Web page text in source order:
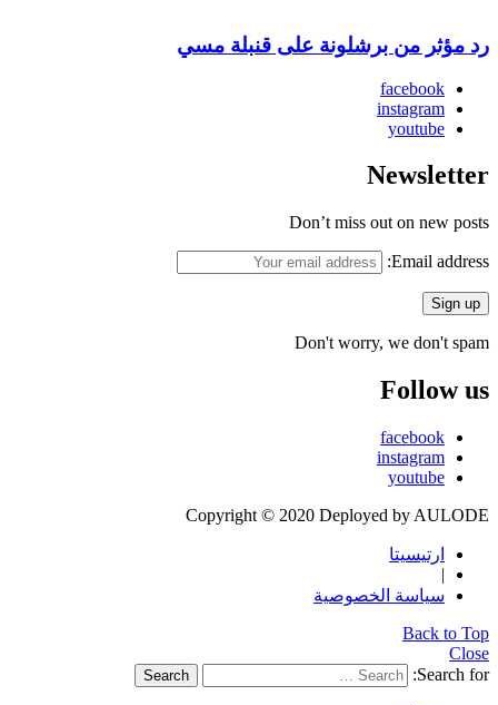
رد مؤثر من برشلونة على قنبلة مسي
facebook
instagram
youtube
Newsletter
Don’t miss out on new posts
Email address:
Don't worry, we don't spam
Follow us
facebook
instagram
youtube
Copyright © 2020 Deployed by AULODE
ارتيسيتا
|
سياسة الخصوصية
Back to Top
Close
Search for:
Search